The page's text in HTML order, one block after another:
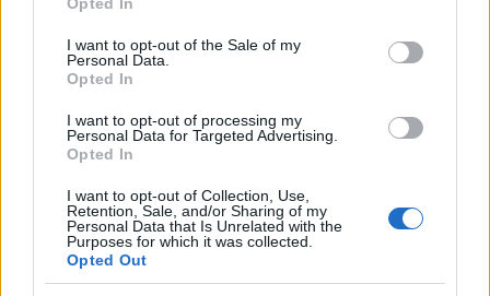
use your data for below specified purposes in below Google
consent section.
I want to opt-out of the Sale of my
Personal Data.
Opted In
I want to opt-out of processing my
Personal Data for Targeted Advertising.
Opted In
I want to opt-out of Collection, Use,
Retention, Sale, and/or Sharing of my
Personal Data that Is Unrelated with the
Purposes for which it was collected.
Opted Out
σε παίκτη. Ο αναπληρωματικός του Παναθηναϊκού,
Χουάνκαρ, έκανε ζέσταμα κατά μήκος της γραμμής
αφής όταν εκτοξεύτηκε το βλήμα. Ο Ισπανός
κατέρρευσε στην άκρη του γηπέδου και στη
συνέχεια μεταφέρθηκε με φορείο πριν μεταφερθεί
στο νοσοκομείο»,τονίζει η γαλλική
Κλασικό ελληνικό ντέρμπι σε διακοπή παίκτης